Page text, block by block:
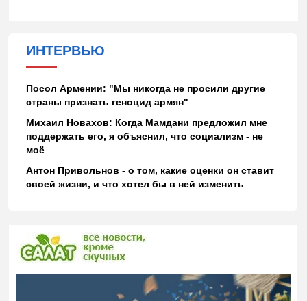
ИНТЕРВЬЮ
Посол Армении: "Мы никогда не просили другие
страны признать геноцид армян"
Михаил Новахов: Когда Мамдани предложил мне
поддержать его, я объяснил, что социализм - не
моё
Антон Привольнов - о том, какие оценки он ставит
своей жизни, и что хотел бы в ней изменить